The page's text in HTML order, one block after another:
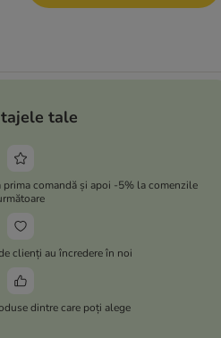
tale
comandă și apoi -5% la comenzile
clienți au încredere în noi
dintre care poți alege